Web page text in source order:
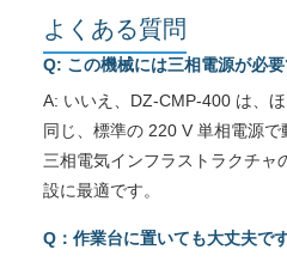
よくある質問
Q: この機械には三相電源が必
A: いいえ、DZ-CMP-400 は、
同じ、標準の 220 V 単相電源で
三相電気インフラストラクチャ
設に最適です。
Q：作業台に置いても大丈夫で